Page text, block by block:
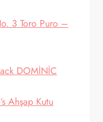
3 Toro Puro –
DOMİNİC
Ahşap Kutu